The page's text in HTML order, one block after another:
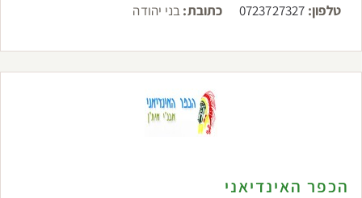
טלפון: 0723727327 כתובת:בני יהודה
הכפר האינדיאני